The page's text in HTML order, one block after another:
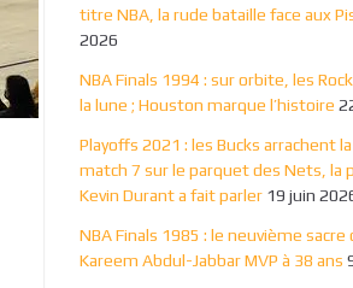
titre NBA, la rude bataille face aux
2026
NBA Finals 1994 : sur orbite, les
la lune ; Houston marque l’histoire
Playoffs 2021 : les Bucks arrachent
match 7 sur le parquet des Nets, la
Kevin Durant a fait parler 19 juin
NBA Finals 1985 : le neuvième sacre
Kareem Abdul-Jabbar MVP à 38 ans